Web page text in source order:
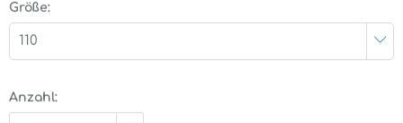
Größe:
110
Anzahl: